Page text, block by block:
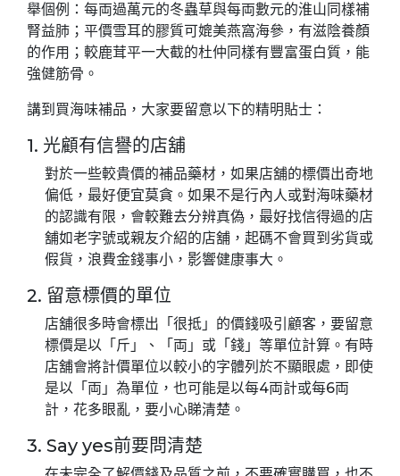
舉個例：每両過萬元的冬蟲草與每両數元的淮山同樣補
腎益肺；平價雪耳的膠質可媲美燕窩海參，有滋陰養顏
的作用；較鹿茸平一大截的杜仲同樣有豐富蛋白質，能
強健筋骨。
講到買海味補品，大家要留意以下的精明貼士：
1. 光顧有信譽的店舖
對於一些較貴價的補品藥材，如果店舖的標價出奇地
偏低，最好便宜莫貪。如果不是行內人或對海味藥材
的認識有限，會較難去分辨真偽，最好找信得過的店
舖如老字號或親友介紹的店舖，起碼不會買到劣貨或
假貨，浪費金錢事小，影響健康事大。
2. 留意標價的單位
店舖很多時會標出「很抵」的價錢吸引顧客，要留意
標價是以「斤」、「両」或「錢」等單位計算。有時
店舖會將計價單位以較小的字體列於不顯眼處，即使
是以「両」為單位，也可能是以每4両計或每6両
計，花多眼亂，要小心睇清楚。
3. Say yes前要問清楚